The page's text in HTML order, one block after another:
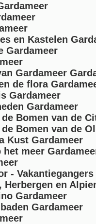
en Kastelen
Gardameer
Gardameer
de flora
Gardameer
Gardameer
Bomen van de
Bomen van de
Kust Gardameer
het meer
-
Herbergen en
Gardameer
Gardameer